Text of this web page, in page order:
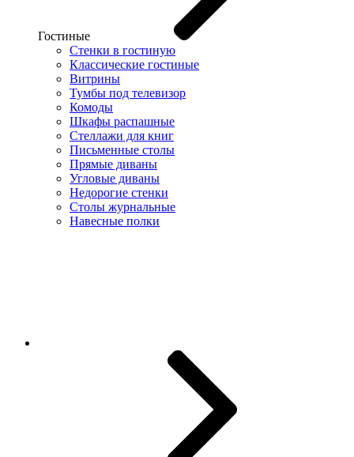
Гостиные
Стенки в гостиную
Классические гостиные
Витрины
Тумбы под телевизор
Комоды
Шкафы распашные
Стеллажи для книг
Письменные столы
Прямые диваны
Угловые диваны
Недорогие стенки
Столы журнальные
Навесные полки